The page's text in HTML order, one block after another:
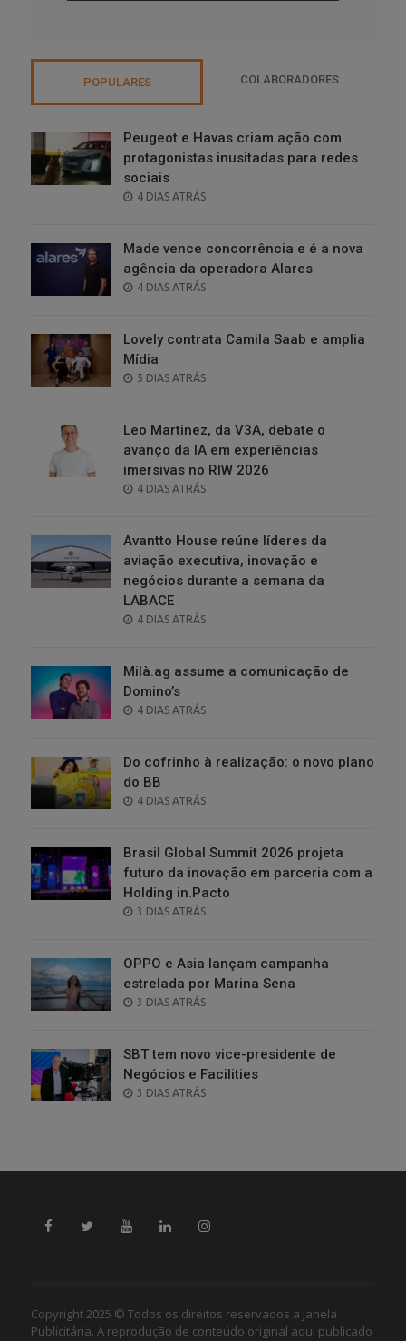
POPULARES COLABORADORES
Peugeot e Havas criam ação com
protagonistas inusitadas para redes
sociais
POSTED
4 DIAS ATRÁS
Made vence concorrência e é a nova
agência da operadora Alares
POSTED
4 DIAS ATRÁS
Lovely contrata Camila Saab e amplia
Mídia
POSTED
5 DIAS ATRÁS
Leo Martinez, da V3A, debate o
avanço da IA em experiências
imersivas no RIW 2026
POSTED
4 DIAS ATRÁS
Avantto House reúne líderes da
aviação executiva, inovação e
negócios durante a semana da
LABACE
POSTED
4 DIAS ATRÁS
Milà.ag assume a comunicação de
Domino’s
POSTED
4 DIAS ATRÁS
Do cofrinho à realização: o novo plano
do BB
POSTED
4 DIAS ATRÁS
Brasil Global Summit 2026 projeta
futuro da inovação em parceria com a
Holding in.Pacto
POSTED
3 DIAS ATRÁS
OPPO e Asia lançam campanha
estrelada por Marina Sena
POSTED
3 DIAS ATRÁS
SBT tem novo vice-presidente de
Negócios e Facilities
POSTED
3 DIAS ATRÁS
Copyright 2025 © Todos os direitos reservados a Janela
Publicitária. A reprodução de conteúdo original aqui publicado